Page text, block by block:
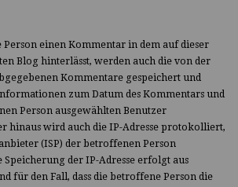
einen Kommentar in dem auf dieser
Blog hinterlässt, werden auch die von der
Kommentare gespeichert und
zum Datum des Kommentars und
Person ausgewählten Benutzer
hinaus wird auch die IP-Adresse protokolliert,
(ISP) der betroffenen Person
Speicherung der IP-Adresse erfolgt aus
für den Fall, dass die betroffene Person die